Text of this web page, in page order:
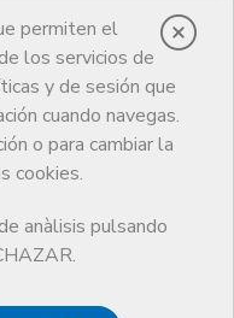
permiten el
los servicios de
y de sesión que
cuando navegas.
o para cambiar la
cookies.
anàlisis pulsando
Acceso a les bases